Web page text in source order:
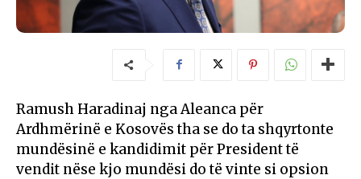
Ramush Haradinaj nga Aleanca për
Ardhmërinë e Kosovës tha se do ta shqyrtonte
mundësinë e kandidimit për President të
vendit nëse kjo mundësi do të vinte si opsion